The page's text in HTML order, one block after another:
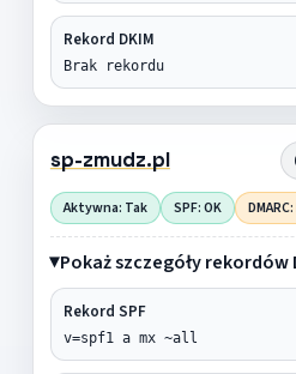
Rekord DKIM
Brak rekordu
sp-zmudz.pl
Aktywna: Tak SPF: OK
Pokaż szczegóły rekordów
Rekord SPF
v=spf1 a mx ~all